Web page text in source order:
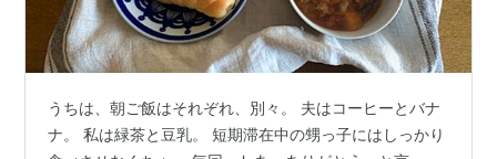
うちは、朝ご飯はそれぞれ、別々。 夫はコーヒーとバナ
ナ。 私は緑茶と豆乳。 短期滞在中の甥っ子にはしっかり